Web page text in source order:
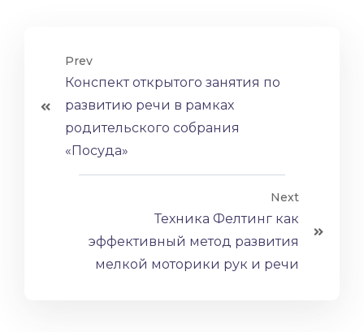
Prev
Конспект открытого занятия по
развитию речи в рамках
родительского собрания
«Посуда»
Next
Техника Фелтинг как
эффективный метод развития
мелкой моторики рук и речи